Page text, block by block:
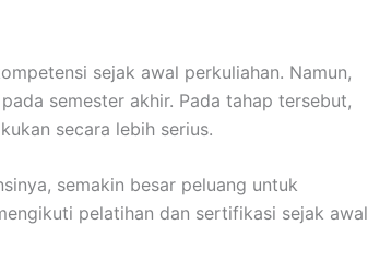
sejak awal perkuliahan. Namun,
semester akhir. Pada tahap tersebut,
secara lebih serius.
semakin besar peluang untuk
pelatihan dan sertifikasi sejak awal